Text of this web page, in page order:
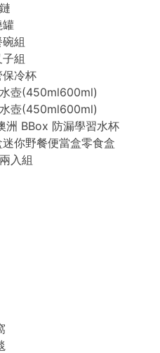
罐
組
組
冷杯
壺(450ml600ml)
壺(450ml600ml)
洲 BBox 防漏學習水杯
你野餐便當盒零食盒
入組